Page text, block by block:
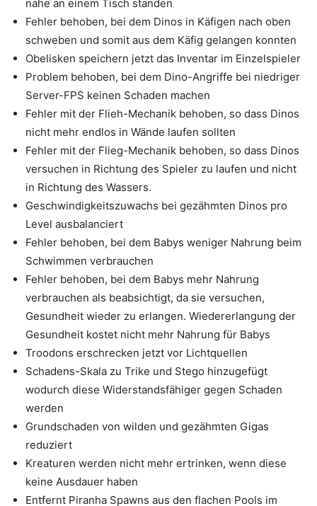
nahe an einem Tisch standen
Fehler behoben, bei dem Dinos in Käfigen nach oben
schweben und somit aus dem Käfig gelangen konnten
Obelisken speichern jetzt das Inventar im Einzelspieler
Problem behoben, bei dem Dino-Angriffe bei niedriger
Server-FPS keinen Schaden machen
Fehler mit der Flieh-Mechanik behoben, so dass Dinos
nicht mehr endlos in Wände laufen sollten
Fehler mit der Flieg-Mechanik behoben, so dass Dinos
versuchen in Richtung des Spieler zu laufen und nicht
in Richtung des Wassers.
Geschwindigkeitszuwachs bei gezähmten Dinos pro
Level ausbalanciert
Fehler behoben, bei dem Babys weniger Nahrung beim
Schwimmen verbrauchen
Fehler behoben, bei dem Babys mehr Nahrung
verbrauchen als beabsichtigt, da sie versuchen,
Gesundheit wieder zu erlangen. Wiedererlangung der
Gesundheit kostet nicht mehr Nahrung für Babys
Troodons erschrecken jetzt vor Lichtquellen
Schadens-Skala zu Trike und Stego hinzugefügt
wodurch diese Widerstandsfähiger gegen Schaden
werden
Grundschaden von wilden und gezähmten Gigas
reduziert
Kreaturen werden nicht mehr ertrinken, wenn diese
keine Ausdauer haben
Entfernt Piranha Spawns aus den flachen Pools im